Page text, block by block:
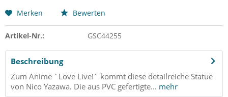
Merken Bewerten
Artikel-Nr.: GSC44255
Beschreibung
Zum Anime ´Love Live!´ kommt diese detailreiche Statue
von Nico Yazawa. Die aus PVC gefertigte... mehr